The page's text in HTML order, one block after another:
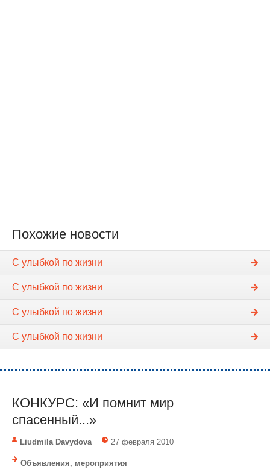
Похожие новости
С улыбкой по жизни
С улыбкой по жизни
С улыбкой по жизни
С улыбкой по жизни
КОНКУРС: «И помнит мир
спасенный...»
Liudmila Davydova 27 февраля 2010
Объявления, мероприятия